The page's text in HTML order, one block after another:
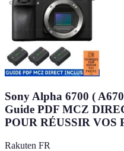
Sony Alpha 6700 (
Guide PDF MCZ
POUR RÉUSSIR VOS
Rakuten FR